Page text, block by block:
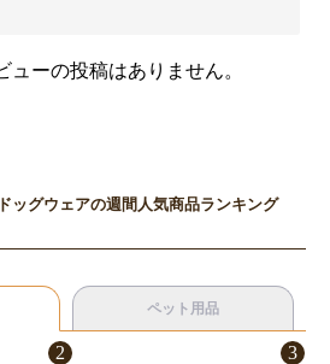
ューの投稿はありません。
ッグウェアの週間人気商品ランキング
ペット用品
2 3